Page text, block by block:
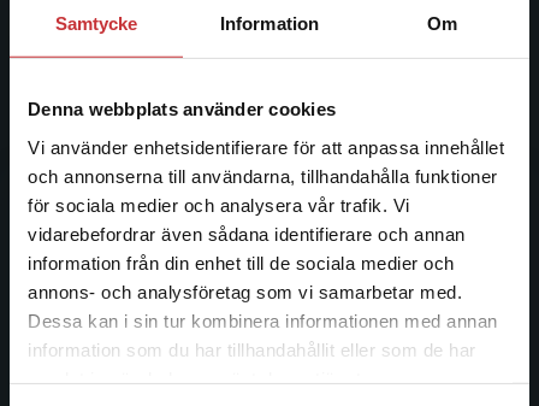
Samtycke Information Om
Denna webbplats använder cookies
Vi använder enhetsidentifierare för att anpassa innehållet
och annonserna till användarna, tillhandahålla funktioner
för sociala medier och analysera vår trafik. Vi
vidarebefordrar även sådana identifierare och annan
information från din enhet till de sociala medier och
annons- och analysföretag som vi samarbetar med.
Dessa kan i sin tur kombinera informationen med annan
information som du har tillhandahållit eller som de har
Begränsad fraktregion
Det verkar som att du besöker
studentlitteratur.se via en enhet utanför Sverige.
ledande utbildningsförlag. Med läromedel, kurslitteratur,
facklitteratur, utbildningar och digitala
längs hela kunskapsresan.
Kontakta oss
Kontakta oss
046-31 20 00
Postadress:
Box 141
221 00 Lund